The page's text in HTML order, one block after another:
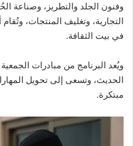
وفنون الجلد والتطريز، وصناعة
التجارية، وتغليف المنتجات،
في بيت الثقافة.
ويُعد البرنامج من مبادرات
الحديث، وتسعى إلى تحويل
مبتكرة.